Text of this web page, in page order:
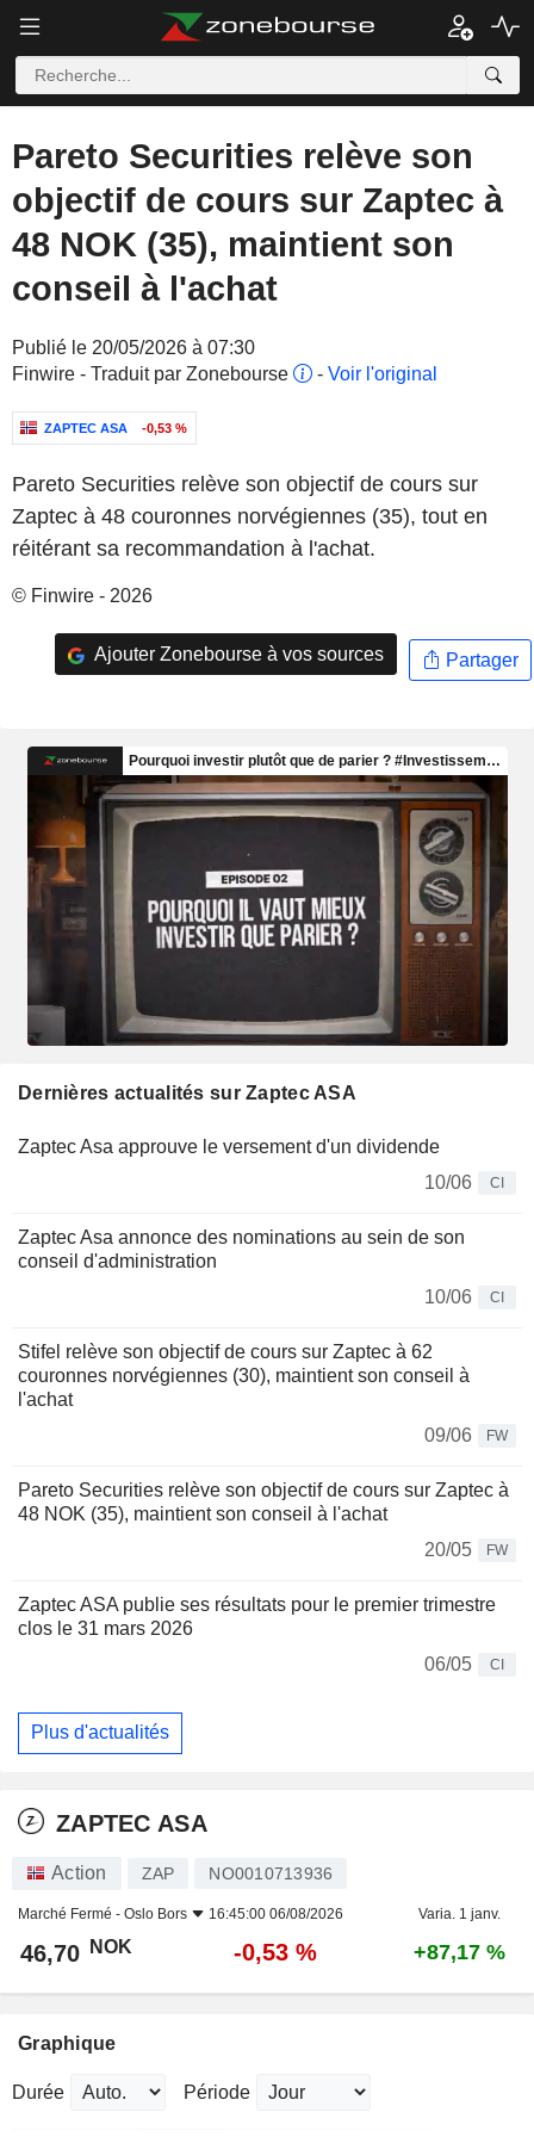
Pareto Securities relève son
objectif de cours sur Zaptec à
48 NOK (35), maintient son
conseil à l'achat
Publié le 20/05/2026 à 07:30
Finwire - Traduit par Zonebourse
- Voir l'original
ZAPTEC ASA -0,53 %
Pareto Securities relève son objectif de cours sur
Zaptec à 48 couronnes norvégiennes (35), tout en
réitérant sa recommandation à l'achat.
© Finwire - 2026
Ajouter Zonebourse à vos sources Partager
Dernières actualités sur Zaptec ASA
Zaptec Asa approuve le versement d'un dividende
10/06
CI
Zaptec Asa annonce des nominations au sein de son
conseil d'administration
10/06
CI
Stifel relève son objectif de cours sur Zaptec à 62
couronnes norvégiennes (30), maintient son conseil à
l'achat
09/06
FW
Pareto Securities relève son objectif de cours sur Zaptec à
48 NOK (35), maintient son conseil à l'achat
20/05
FW
Zaptec ASA publie ses résultats pour le premier trimestre
clos le 31 mars 2026
06/05
CI
Plus d'actualités
ZAPTEC ASA
Action ZAP NO0010713936
Marché Fermé - Oslo Bors 16:45:00 06/08/2026 Varia. 1 janv.
46,70 NOK -0,53 % +87,17 %
Graphique
Durée Période